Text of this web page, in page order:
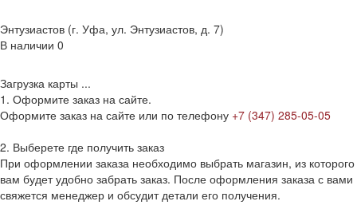
Энтузиастов (г. Уфа, ул. Энтузиастов, д. 7)
В наличии 0
Загрузка карты ...
1. Оформите заказ на сайте.
Оформите заказ на сайте или по телефону +7 (347) 285-05-05
2. Выберете где получить заказ
При оформлении заказа необходимо выбрать магазин, из которого
вам будет удобно забрать заказ. После оформления заказа с вами
свяжется менеджер и обсудит детали его получения.